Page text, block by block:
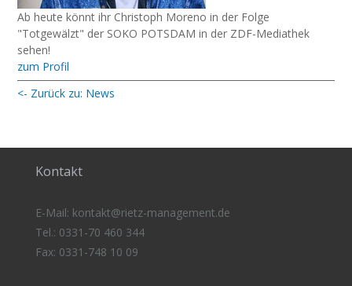
Ab heute könnt ihr Christoph Moreno in der Folge
"Totgewälzt" der SOKO POTSDAM in der ZDF-Mediathek
sehen!
zum Profil
<- Zurück zu: News
Kontakt
E-Mail: kontakt@rietz-management.de
Tel.: 0331-70 460 344
Fax: 0331-748 10 09